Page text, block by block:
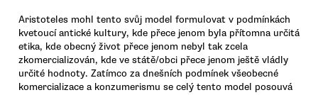
Aristoteles mohl tento svůj model formulovat v podmínkách
kvetoucí antické kultury, kde přece jenom byla přítomna určitá
etika, kde obecný život přece jenom nebyl tak zcela
zkomercializován, kde ve státě/obci přece jenom ještě vládly
určité hodnoty. Zatímco za dnešních podmínek všeobecné
komercializace a konzumerismu se celý tento model posouvá